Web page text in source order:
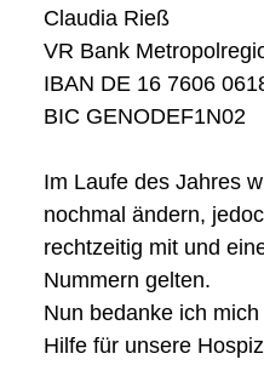
Claudia Rieß
VR Bank
IBAN DE 16 7606
BIC GENODEF1N02
Im Laufe des Jahres
nochmal ändern,
rechtzeitig mit und
Nummern gelten.
Nun bedanke ich
Hilfe für unsere